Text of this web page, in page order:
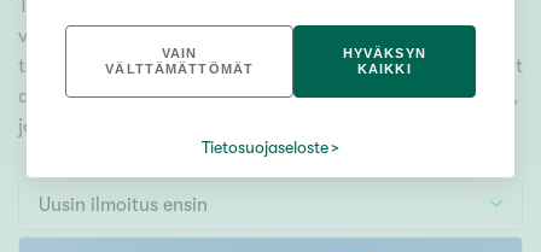
Omakoti-/erillistalo
Maa- tai metsätila
Vapaa-ajan asunto
Tuhansien kohteiden ja satojen kiinteistönvälittäjien
verkostomme auttaa sinua kenties elämäsi
tärkeimmässä päätöksessä. Katso alta kaikki myytävät
asunnot. Hyödynnä myös kätevää hakutyökaluamme,
jonka avulla löydät omien toiveidesi mukaisen kodin.
Uusin ilmoitus ensin
VAIN
VÄLTTÄMÄTTÖMÄT
HYVÄKSYN
KAIKKI
Tietosuojaseloste